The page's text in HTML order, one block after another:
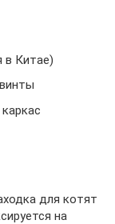
в Китае)
для котят
на